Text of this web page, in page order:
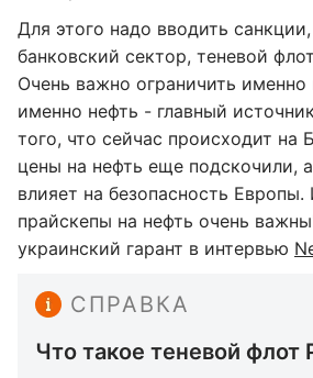
Для этого надо вводить
банковский сектор, теневой
Очень важно ограничить именно
именно нефть - главный
того, что сейчас происходит на
цены на нефть еще подскочили,
влияет на безопасность
прайскепы на нефть очень
украинский гарант в интервью
СПРАВКА
Что такое теневой флот